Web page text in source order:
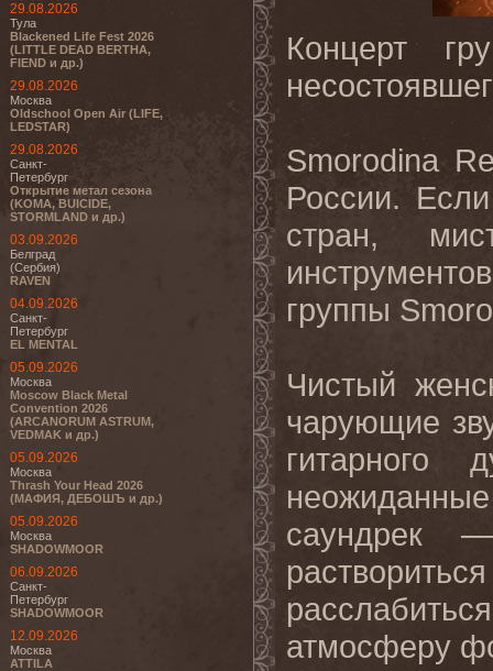
29.08.2026
Тула
Blackened Life Fest 2026
(LITTLE DEAD BERTHA,
FIEND и др.)
29.08.2026
Москва
Oldschool Open Air (LIFE,
LEDSTAR)
29.08.2026
Санкт-
Петербург
Открытие метал сезона
(KOMA, BUICIDE,
STORMLAND и др.)
03.09.2026
Белград
(Сербия)
RAVEN
04.09.2026
Санкт-
Петербург
EL MENTAL
05.09.2026
Москва
Moscow Black Metal
Convention 2026
(ARCANORUM ASTRUM,
VEDMAK и др.)
05.09.2026
Москва
Thrash Your Head 2026
(МАФИЯ, ДЕБОШЪ и др.)
05.09.2026
Москва
SHADOWMOOR
06.09.2026
Санкт-
Петербург
SHADOWMOOR
12.09.2026
Москва
ATTILA
Концерт
Smorodina
России.
стран,
группы
Чистый
чарующие
гитарного
саундрек
атмосферу